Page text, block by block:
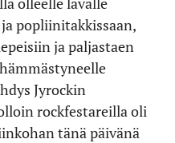
ja popliinitakkissaan,
ja paljastaen
Jyrockin
rockfestareilla oli
tänä päivänä